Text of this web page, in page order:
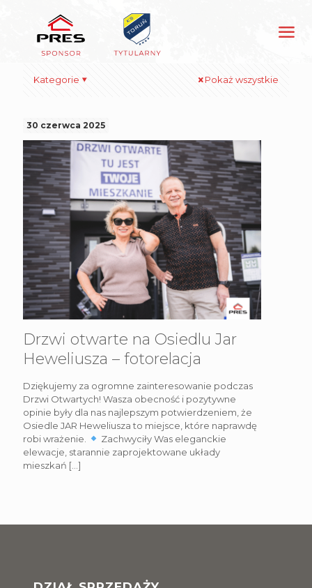
Kategorie Pokaż wszystkie
30 czerwca 2025
Drzwi otwarte na Osiedlu Jar
Heweliusza – fotorelacja
Dziękujemy za ogromne zainteresowanie podczas
Drzwi Otwartych! Wasza obecność i pozytywne
opinie były dla nas najlepszym potwierdzeniem, że
Osiedle JAR Heweliusza to miejsce, które naprawdę
robi wrażenie.
Zachwyciły Was eleganckie
elewacje, starannie zaprojektowane układy
mieszkań […]